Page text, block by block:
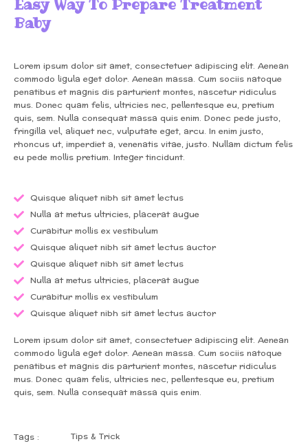
Easy Way To Prepare Treatment
Baby
Lorem ipsum dolor sit amet, consectetuer adipiscing elit. Aenean
commodo ligula eget dolor. Aenean massa. Cum sociis natoque
penatibus et magnis dis parturient montes, nascetur ridiculus
mus. Donec quam felis, ultricies nec, pellentesque eu, pretium
quis, sem. Nulla consequat massa quis enim. Donec pede justo,
fringilla vel, aliquet nec, vulputate eget, arcu. In enim justo,
rhoncus ut, imperdiet a, venenatis vitae, justo. Nullam dictum felis
eu pede mollis pretium. Integer tincidunt.
Quisque aliquet nibh sit amet lectus
Nulla at metus ultricies, placerat augue
Curabitur mollis ex vestibulum
Quisque aliquet nibh sit amet lectus auctor
Quisque aliquet nibh sit amet lectus
Nulla at metus ultricies, placerat augue
Curabitur mollis ex vestibulum
Quisque aliquet nibh sit amet lectus auctor
Lorem ipsum dolor sit amet, consectetuer adipiscing elit. Aenean
commodo ligula eget dolor. Aenean massa. Cum sociis natoque
penatibus et magnis dis parturient montes, nascetur ridiculus
mus. Donec quam felis, ultricies nec, pellentesque eu, pretium
quis, sem. Nulla consequat massa quis enim.
Tags : Tips & Trick